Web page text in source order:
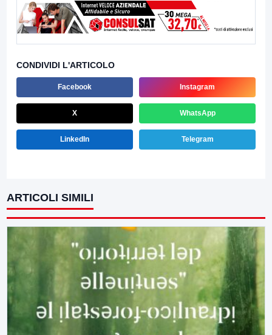
CONDIVIDI L'ARTICOLO
Facebook Instagram
X WhatsApp
LinkedIn Telegram
ARTICOLI SIMILI